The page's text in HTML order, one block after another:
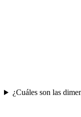
¿Cuáles son las